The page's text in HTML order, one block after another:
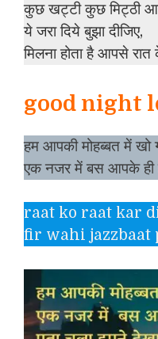
कुछ खट्टी कुछ मिट्ठी
ये जरा दिये बुझा दीजिए,
मिलना होता है आपसे रात
good night
हम आपकी मोहब्बत में खो
एक नजर में बस आपके ही
raat ko raat kar
fir wahi jazzbaat